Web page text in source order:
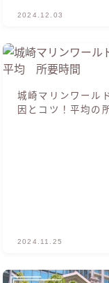
2024.12.03
城崎マリンワール
因とコツ！平均の
2024.11.25